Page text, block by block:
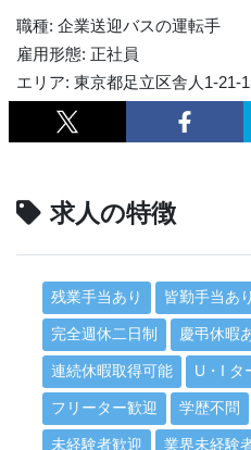
職種: 企業送迎バスの運転手
雇用形態: 正社員
エリア: 東京都足立区舎人1-21-
求人の特徴
残業手当あり 皆勤手当あり
完全週休二日制 慶弔休暇
連続休暇取得可能 U・I タ
フリーター歓迎 学歴不問
未経験者歓迎 業界未経験